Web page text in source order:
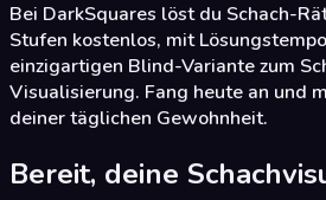
Bei DarkSquares löst du Schach-
Stufen kostenlos, mit
einzigartigen Blind-Variante zum
Visualisierung. Fang heute an und
deiner täglichen Gewohnheit.
Bereit, deine